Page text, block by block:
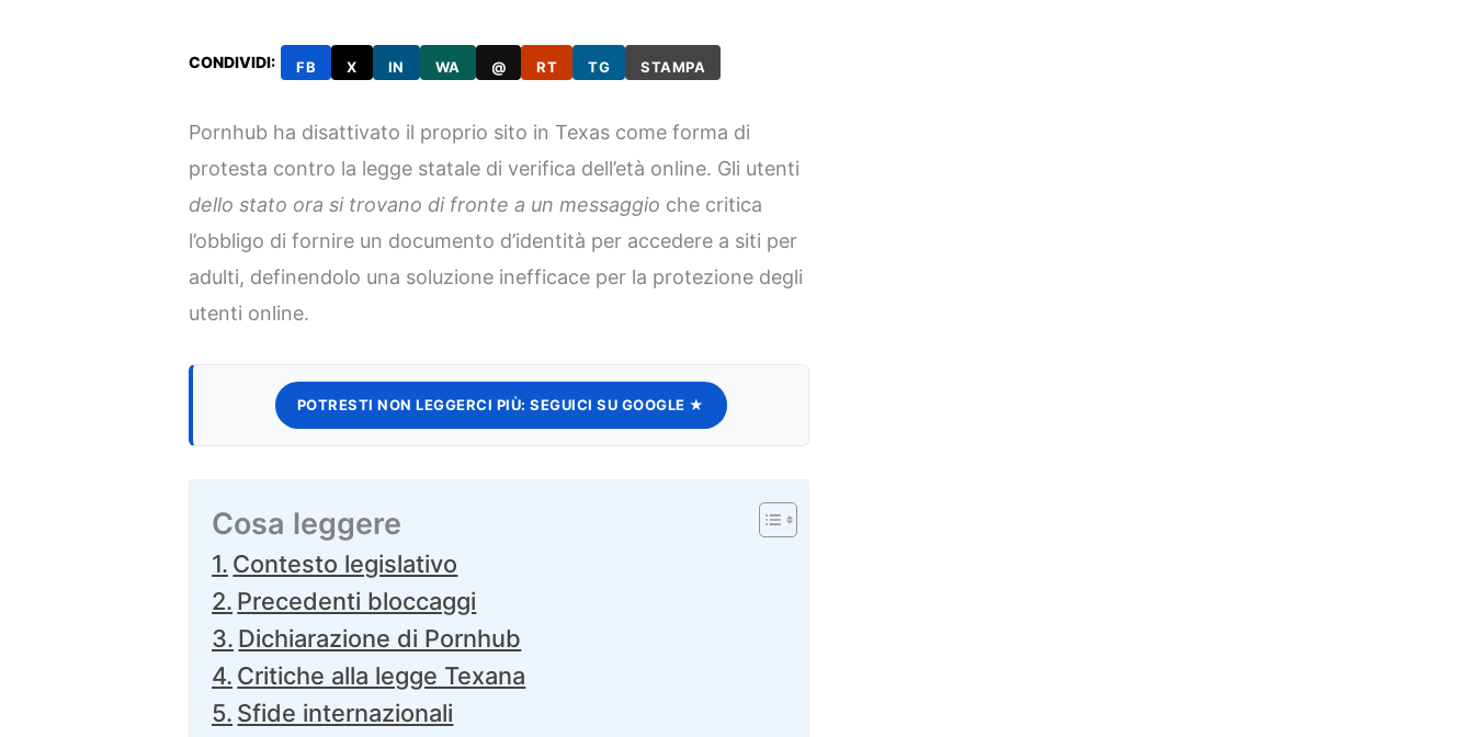
CONDIVIDI: FB X IN WA @ RT TG STAMPA
Pornhub ha disattivato il proprio sito in Texas come forma di
protesta contro la legge statale di verifica dell’età online. Gli utenti
dello stato ora si trovano di fronte a un messaggio che critica
l’obbligo di fornire un documento d’identità per accedere a siti per
adulti, definendolo una soluzione inefficace per la protezione degli
utenti online.
POTRESTI NON LEGGERCI PIÙ: SEGUICI SU GOOGLE ★
Cosa leggere
Contesto legislativo
Precedenti bloccaggi
Dichiarazione di Pornhub
Critiche alla legge Texana
Sfide internazionali